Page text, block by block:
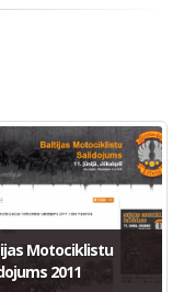
Motociklistu
2011